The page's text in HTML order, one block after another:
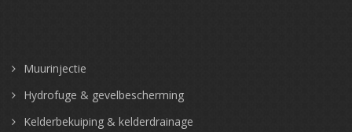
Muurinjectie
Hydrofuge & gevelbescherming
Kelderbekuiping & kelderdrainage